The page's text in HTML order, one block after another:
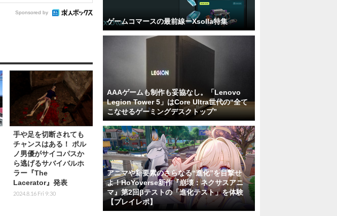
Sponsored by
手や足を切断されても
チャンスはある！ ポル
ノ男優がサイコパスか
ら逃げるサバイバルホ
ラー『The
Lacerator』発表
2024.8.16 Fri 9:30
ゲームコマースの最前線ーXsolla特集
AAAゲームも制作も妥協なし。「Lenovo
Legion Tower 5」はCore Ultra世代の“全て
こなせるゲーミングデスクトップ”
アニマや新要素のさらなる“進化”を目撃せ
よ！HoYoverse新作『崩壊：ネクサスアニ
マ』第2回βテストの「進化テスト」を体験
【プレイレポ】